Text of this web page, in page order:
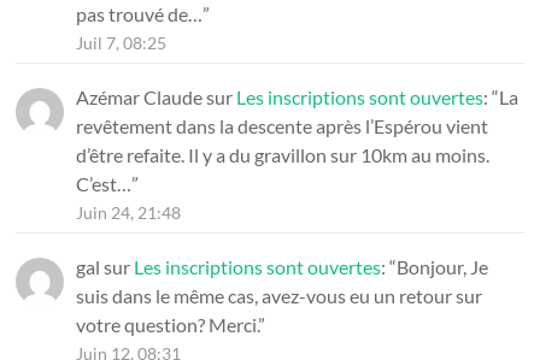
pas trouvé de… ”
Juil 7, 08:25
Azémar Claudesur Les inscriptions sont ouvertes: “La
revêtement dans la descente après l’Espérou vient
d’être refaite. Il y a du gravillon sur 10km au moins.
C’est… ”
Juin 24, 21:48
gal sur Les inscriptions sont ouvertes: “Bonjour, Je
suis dans le même cas, avez-vous eu un retour sur
votre question? Merci.”
Juin 12, 08:31